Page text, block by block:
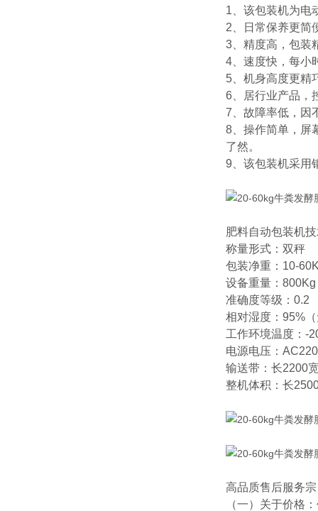
1、该包装机为电
2、日常保养更简
3、精度高，包装
4、速度快，每小
5、机身高度更精
6、居行业产品，
7、故障率低，因
8、操作简单，屏
了然。
9、该包装机采用
肥料自动包装机
称量形式：双秤
包装净重：10-
设备重量：800Kg
准确度等级：0.2
相对湿度：95%
工作环境温度：-
电源电压：
输送带：长2200
整机体积：长
高品质售后服务
（一）关于价格